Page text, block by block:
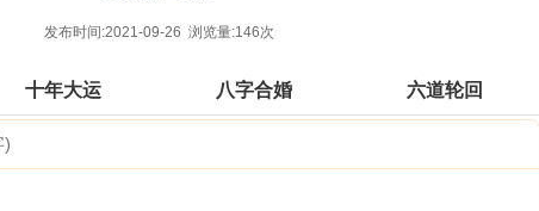
发布时间:2021-09-26 浏览量:146次
十年大运 八字合婚 六道轮回